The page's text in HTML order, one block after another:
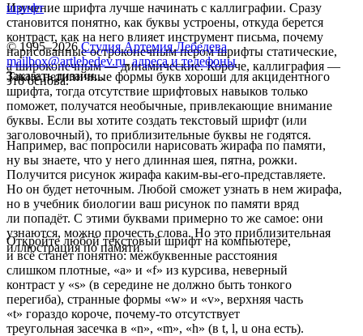
Изучение шрифта лучше начинать с каллиграфии. Сразу
становится понятно, как буквы устроены, откуда берется
контраст, как на него влияет инструмент письма, почему
нарисованные остроконечным пером шрифты статические,
а широконечным — динамические. Короче, каллиграфия —
это основа.
Такие нетипичные формы букв хороши для акцидентного
шрифта, тогда отсутствие шрифтовых навыков только
поможет, получатся необычные, привлекающие внимание
буквы. Если вы хотите создать текстовый шрифт (или
заголовочный), то приблизительные буквы не годятся.
Например, вас попросили нарисовать жирафа по памяти,
ну вы знаете, что у него длинная шея, пятна, рожки.
Получится рисунок жирафа каким-вы-его-представляете.
Но он будет неточным. Любой сможет узнать в нем жирафа,
но в учебник биологии ваш рисунок по памяти вряд
ли попадёт. С этими буквами примерно то же самое: они
узнаются, можно прочесть слова. Но это приблизительная
иллюстрация по памяти.
Откройте любой текстовый шрифт на компьютере,
и всё станет понятно: межбуквенные расстояния
слишком плотные, «а» и «f» из курсива, неверный
контраст у «s» (в середине не должно быть тонкого
перегиба), странные формы «w» и «v», верхняя часть
«t» гораздо короче, почему-то отсутствует
треугольная засечка в «n», «m», «h» (в t, l, u она есть).
шрифт
© 1995–2026 Студия Артемия Лебедева
mailbox@artlebedev.ru, адреса и телефоны
Заказать дизайн...